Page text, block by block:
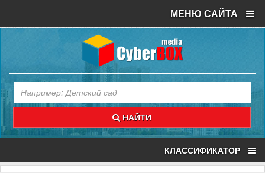
МЕНЮ САЙТА
НАЙТИ
КЛАССИФИКАТОР